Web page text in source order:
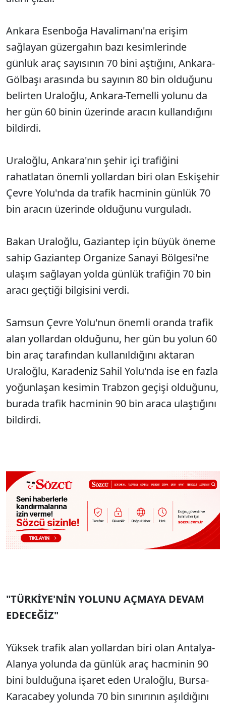
Ankara Esenboğa Havalimanı'na erişim
sağlayan güzergahın bazı kesimlerinde
günlük araç sayısının 70 bini aştığını, Ankara-
Gölbaşı arasında bu sayının 80 bin olduğunu
belirten Uraloğlu, Ankara-Temelli yolunu da
her gün 60 binin üzerinde aracın kullandığını
bildirdi.
Uraloğlu, Ankara'nın şehir içi trafiğini
rahatlatan önemli yollardan biri olan Eskişehir
Çevre Yolu'nda da trafik hacminin günlük 70
bin aracın üzerinde olduğunu vurguladı.
Bakan Uraloğlu, Gaziantep için büyük öneme
sahip Gaziantep Organize Sanayi Bölgesi'ne
ulaşım sağlayan yolda günlük trafiğin 70 bin
aracı geçtiği bilgisini verdi.
Samsun Çevre Yolu'nun önemli oranda trafik
alan yollardan olduğunu, her gün bu yolun 60
bin araç tarafından kullanıldığını aktaran
Uraloğlu, Karadeniz Sahil Yolu'nda ise en fazla
yoğunlaşan kesimin Trabzon geçişi olduğunu,
burada trafik hacminin 90 bin araca ulaştığını
bildirdi.
"TÜRKİYE'NİN YOLUNU AÇMAYA DEVAM
EDECEĞİZ"
Yüksek trafik alan yollardan biri olan Antalya-
Alanya yolunda da günlük araç hacminin 90
bini bulduğuna işaret eden Uraloğlu, Bursa-
Karacabey yolunda 70 bin sınırının aşıldığını